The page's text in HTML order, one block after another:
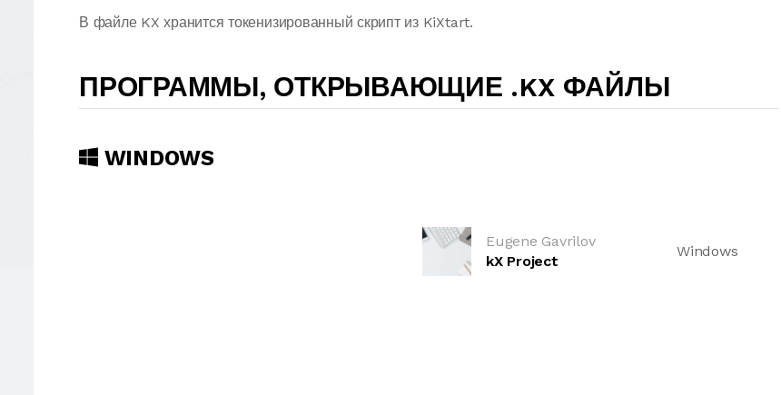
В файле KX хранится токенизированный скрипт из KiXtart.
ПРОГРАММЫ, ОТКРЫВАЮЩИЕ .KX ФАЙЛЫ
WINDOWS
Eugene Gavrilov
kX Project
Windows